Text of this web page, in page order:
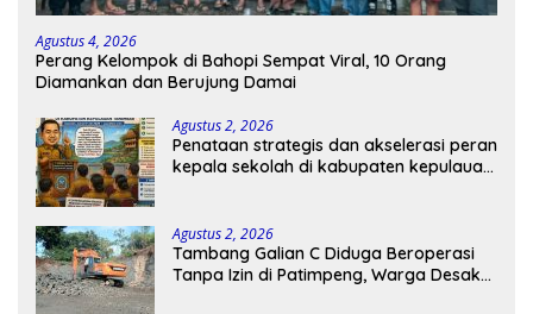
Agustus 4, 2026
Perang Kelompok di Bahopi Sempat Viral, 10 Orang
Diamankan dan Berujung Damai
Agustus 2, 2026
Penataan strategis dan akselerasi peran
kepala sekolah di kabupaten kepulauan
Agustus 2, 2026
Tambang Galian C Diduga Beroperasi
Tanpa Izin di Patimpeng, Warga Desak